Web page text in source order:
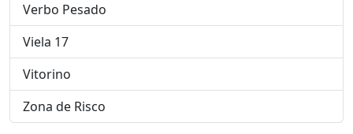
Verbo Pesado
Viela 17
Vitorino
Zona de Risco